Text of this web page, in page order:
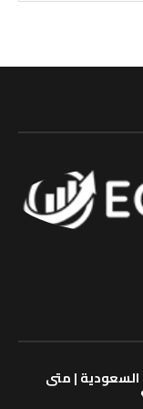
السعودية | متى